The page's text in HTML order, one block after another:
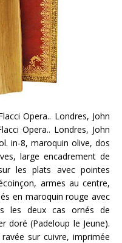
Opera.. Londres, John
Opera.. Londres, John
in-8, maroquin olive, dos
large encadrement de
les plats avec pointes
armes au centre,
en maroquin rouge avec
les deux cas ornés de
doré (Padeloup le Jeune).
sur cuivre, imprimée